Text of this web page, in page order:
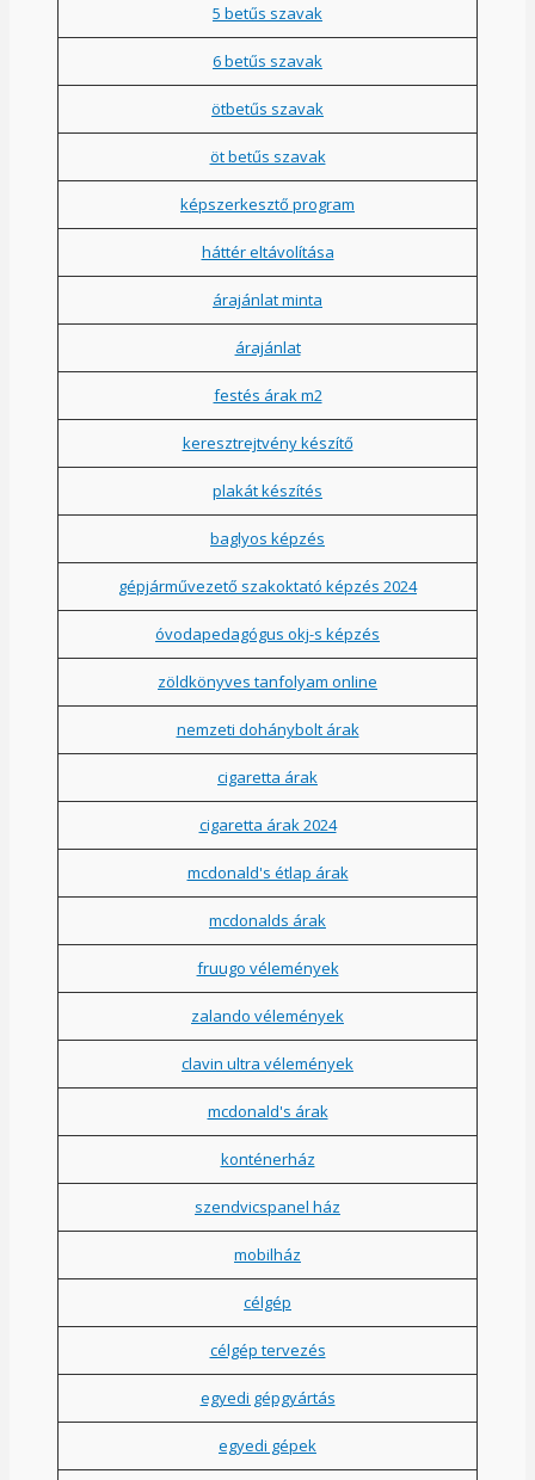
5 betűs szavak
6 betűs szavak
ötbetűs szavak
öt betűs szavak
képszerkesztő program
háttér eltávolítása
árajánlat minta
árajánlat
festés árak m2
keresztrejtvény készítő
plakát készítés
baglyos képzés
gépjárművezető szakoktató képzés 2024
óvodapedagógus okj-s képzés
zöldkönyves tanfolyam online
nemzeti dohánybolt árak
cigaretta árak
cigaretta árak 2024
mcdonald's étlap árak
mcdonalds árak
fruugo vélemények
zalando vélemények
clavin ultra vélemények
mcdonald's árak
konténerház
szendvicspanel ház
mobilház
célgép
célgép tervezés
egyedi gépgyártás
egyedi gépek